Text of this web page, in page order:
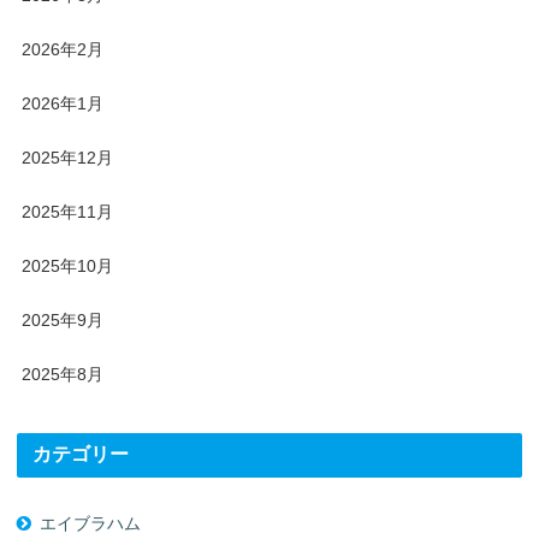
2026年2月
2026年1月
2025年12月
2025年11月
2025年10月
2025年9月
2025年8月
カテゴリー
エイブラハム